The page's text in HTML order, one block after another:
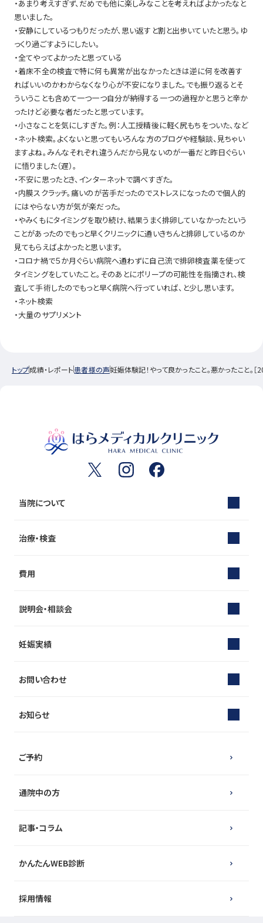
・あまり考えすぎず、だめでも他に楽しみなことを考えればよかったなと
思いました。
・安静にしているつもりだったが、思い返すと割と出歩いていたと思う。ゆ
っくり過ごすようにしたい。
・全てやってよかったと思っている
・着床不全の検査で特に何も異常が出なかったときは逆に何を改善す
ればいいのかわからなくなり心が不安になりました。でも振り返るとそ
ういうことも含めて一つ一つ自分が納得する一つの過程かと思うと辛か
ったけど必要な者だったと思っています。
・小さなことを気にしすぎた。例：人工授精後に軽く尻もちをついた、など
・ネット検索。よくないと思ってもいろんな方のブログや経験談、見ちゃい
ますよね。みんなそれぞれ違うんだから見ないのが一番だと昨日ぐらい
に悟りました（遅）。
・不安に思ったとき、インターネットで調べすぎた。
・内膜スクラッチ。痛いのが苦手だったのでストレスになったので個人的
にはやらない方が気が楽だった。
・やみくもにタイミングを取り続け、結果うまく排卵していなかったという
ことがあったのでもっと早くクリニックに通いきちんと排卵しているのか
見てもらえばよかったと思います。
・コロナ禍で５か月ぐらい病院へ通わずに自己流で排卵検査薬を使って
タイミングをしていたこと。そのあとにポリープの可能性を指摘され、検
査して手術したのでもっと早く病院へ行っていれば、と少し思います。
・ネット検索
・大量のサプリメント
トップ成績・レポート患者様の声妊娠体験記！やって良かったこと。悪かったこと。
当院について
治療・検査
費用
説明会・相談会
妊娠実績
お問い合わせ
お知らせ
通院中の方
ご予約
記事・コラム
かんたんWEB診断
採用情報